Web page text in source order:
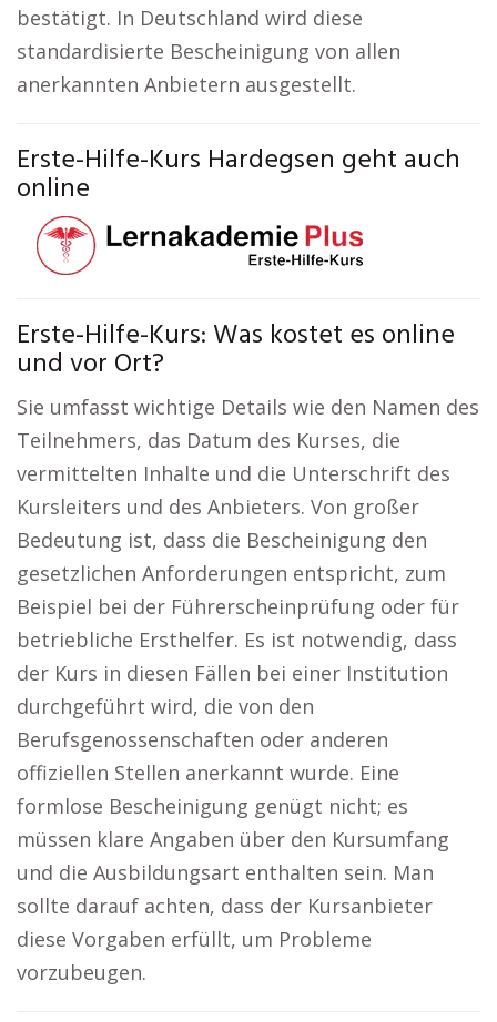
bestätigt. In Deutschland wird diese
standardisierte Bescheinigung von allen
anerkannten Anbietern ausgestellt.
Erste-Hilfe-Kurs Hardegsen geht auch
online
Erste-Hilfe-Kurs: Was kostet es online
und vor Ort?
Sie umfasst wichtige Details wie den Namen des
Teilnehmers, das Datum des Kurses, die
vermittelten Inhalte und die Unterschrift des
Kursleiters und des Anbieters. Von großer
Bedeutung ist, dass die Bescheinigung den
gesetzlichen Anforderungen entspricht, zum
Beispiel bei der Führerscheinprüfung oder für
betriebliche Ersthelfer. Es ist notwendig, dass
der Kurs in diesen Fällen bei einer Institution
durchgeführt wird, die von den
Berufsgenossenschaften oder anderen
offiziellen Stellen anerkannt wurde. Eine
formlose Bescheinigung genügt nicht; es
müssen klare Angaben über den Kursumfang
und die Ausbildungsart enthalten sein. Man
sollte darauf achten, dass der Kursanbieter
diese Vorgaben erfüllt, um Probleme
vorzubeugen.